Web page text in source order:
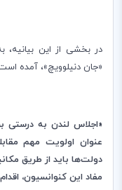
در بخشی از این بیانیه،
«جان دنیلوویچ»، آمده
«اجلاس لندن به درستی
عنوان اولویت مهم
دولت‌ها باید از طریق
مفاد این کنوانسیون،